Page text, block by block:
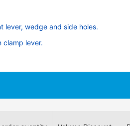
lever, wedge and side holes.
clamp lever.